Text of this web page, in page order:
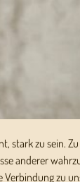
stark zu sein.
anderer
zu